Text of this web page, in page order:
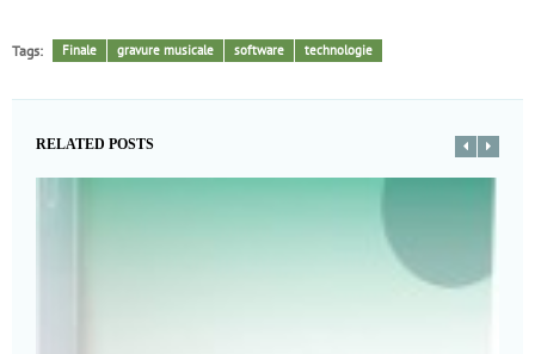
Tags: Finale gravure musicale software technologie
RELATED POSTS